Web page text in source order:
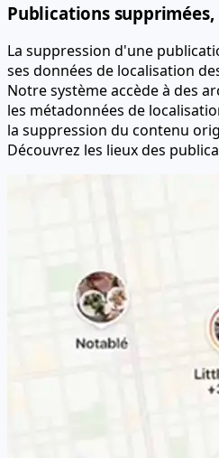
Publications
La suppression d'une
ses données de localisation
Notre système accède à des
les métadonnées de
la suppression du contenu
Découvrez les lieux des